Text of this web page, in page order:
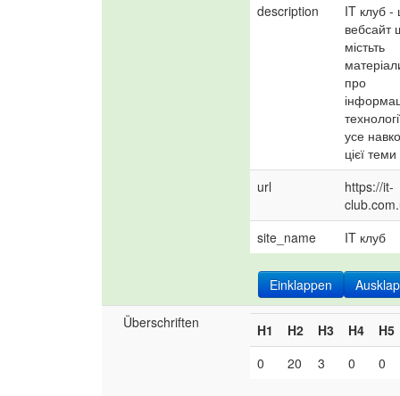
description
IT клуб -
вебсайт
містьть
про
усе
цієї теми
url
https://it-
site_name
IT клуб
Einklappen
Überschriften H1 H2 H3 H4
H5
0
20 3 0 0